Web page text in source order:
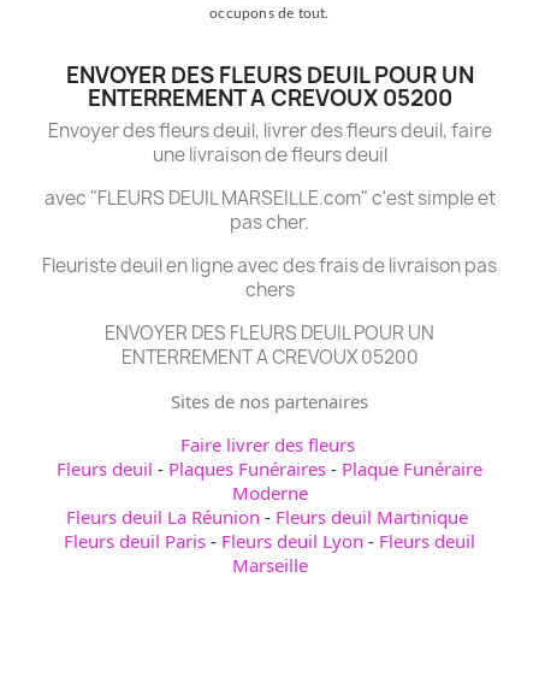
occupons de tout.
ENVOYER DES FLEURS DEUIL POUR UN
ENTERREMENT A CREVOUX 05200
Envoyer des fleurs deuil, livrer des fleurs deuil, faire
une livraison de fleurs deuil
avec "FLEURS DEUIL MARSEILLE.com" c'est simple et
pas cher.
Fleuriste deuil en ligne avec des frais de livraison pas
chers
ENVOYER DES FLEURS DEUIL POUR UN
ENTERREMENT A CREVOUX 05200
Sites de nos partenaires
Faire livrer des fleurs
Fleurs deuil - Plaques Funéraires - Plaque Funéraire
Moderne
Fleurs deuil La Réunion - Fleurs deuil Martinique
Fleurs deuil Paris - Fleurs deuil Lyon - Fleurs deuil
Marseille